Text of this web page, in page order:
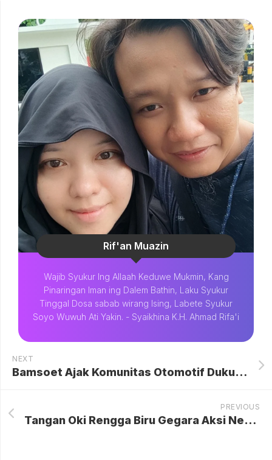
Rif'an Muazin
Wajib Syukur Ing Allaah Keduwe Mukmin, Kang
Pinaringan Iman ing Dalem Bathin, Laku Syukur
Tinggal Dosa sabab wirang Ising, Labete Syukur
Soyo Wuwuh Ati Yakin. - Syaikhina K.H. Ahmad Rifa'i
NEXT
Bamsoet Ajak Komunitas Otomotif Dukung Penghematan BBM di Tengah Krisis Energi Global yang Dipicu Ketegangan Timur Tengah
PREVIOUS
Tangan Oki Rengga Biru Gegara Aksi Nekat di Film Tiba-Tiba Setan